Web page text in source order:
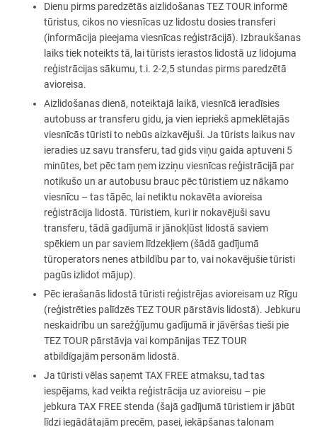
Dienu pirms paredzētās aizlidošanas TEZ TOUR informē
tūristus, cikos no viesnīcas uz lidostu dosies transferi
(informācija pieejama viesnīcas reģistrācijā). Izbraukšanas
laiks tiek noteikts tā, lai tūrists ierastos lidostā uz lidojuma
reģistrācijas sākumu, t.i. 2-2,5 stundas pirms paredzētā
avioreisa.
Aizlidošanas dienā, noteiktajā laikā, viesnīcā ieradīsies
autobuss ar transferu gidu, ja vien iepriekš apmeklētajās
viesnīcās tūristi to nebūs aizkavējuši. Ja tūrists laikus nav
ieradies uz savu transferu, tad gids viņu gaida aptuveni 5
minūtes, bet pēc tam ņem izziņu viesnīcas reģistrācijā par
notikušo un ar autobusu brauc pēc tūristiem uz nākamo
viesnīcu – tas tāpēc, lai netiktu nokavēta avioreisa
reģistrācija lidostā. Tūristiem, kuri ir nokavējuši savu
transferu, tādā gadījumā ir jānokļūst lidostā saviem
spēkiem un par saviem līdzekļiem (šādā gadījumā
tūroperators nenes atbildību par to, vai nokavējušie tūristi
pagūs izlidot mājup).
Pēc ierašanās lidostā tūristi reģistrējas avioreisam uz Rīgu
(reģistrēties palīdzēs TEZ TOUR pārstāvis lidostā). Jebkuru
neskaidrību un sarežģījumu gadījumā ir jāvēršas tieši pie
TEZ TOUR pārstāvja vai kompānijas TEZ TOUR
atbildīgajām personām lidostā.
Ja tūristi vēlas saņemtTAX FREEatmaksu, tad tas
iespējams, kad veikta reģistrācija uz avioreisu – pie
jebkuraTAX FREE stenda (šajā gadījumā tūristiem ir jābūt
līdzi iegādātajām precēm, pasei, iekāpšanas talonam